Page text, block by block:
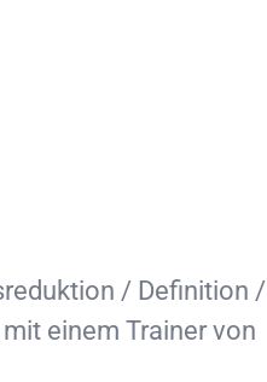
/ Definition /
einem Trainer von